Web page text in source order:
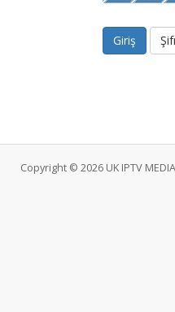
Copyright © 2026 UK IPTV